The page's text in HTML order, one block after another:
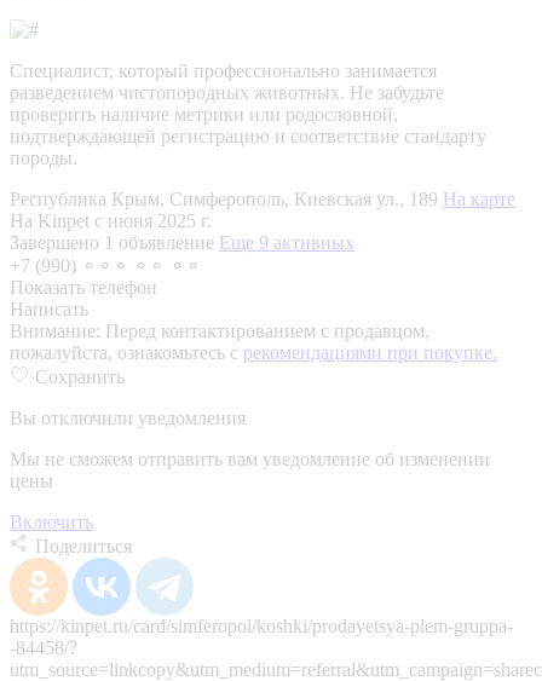
Специалист, который профессионально занимается
разведением чистопородных животных. Не забудьте
проверить наличие метрики или родословной,
подтверждающей регистрацию и соответствие стандарту
породы.
Республика Крым, Симферополь, Киевская ул., 189 На карте
На Kinpet c июня 2025 г.
Завершено 1 объявление Еще 9 активных
+7 (990) ⚬⚬⚬ ⚬⚬ ⚬⚬
Показать телефон
Написать
Внимание: Перед контактированием с продавцом,
пожалуйста, ознакомьтесь с рекомендациями при покупке.
Сохранить
Вы отключили уведомления
Мы не сможем отправить вам уведомление об изменении
цены
Включить
Поделиться
https://kinpet.ru/card/simferopol/koshki/prodayetsya-plem-gruppa-
-84458/?